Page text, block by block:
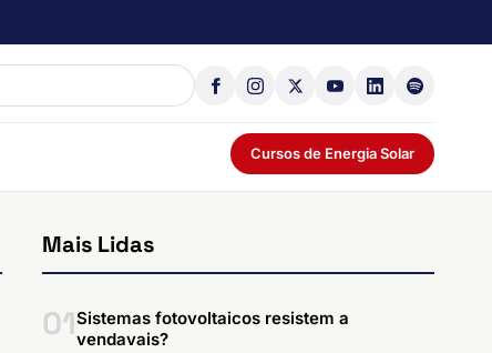
Cursos de Energia Solar
Mais Lidas
01Sistemas fotovoltaicos resistem a
vendavais?